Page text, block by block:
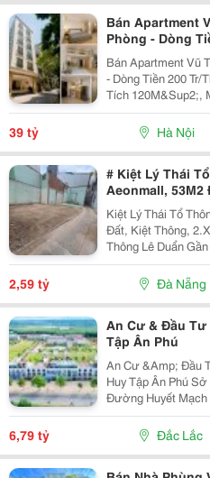
Bán Apartment
Phòng - Dòng
Nhà - 39 Tỷ
Bán Apartment Vũ
- Dòng Tiền 200 Tr/
Tích 120M&Sup2;, Mặt Tiền
Thiết Kế 28 Phòng
Tầng 1 Để Xe;
39 tỷ Hà Nội
# Kiệt Lý Thái
Aeonmall,
Kiệt Lý Thái Tổ
Đất, Kiệt Thông,
Thông Lê Duẩn
Thị Nguyễn Kim,
Rộng 11M Xây
2,59 tỷ Đà Nẵng
An Cư & Đầu Tư
Tập Ân Phú
An Cư &Amp; Đầu
Huy Tập Ân Phú Sở Hữu Ngay Vị Trí Đắc Địa Trên Trục
Đường Huyết Mạch
Thoáng 20M
6,79 tỷ Đắc Lắc